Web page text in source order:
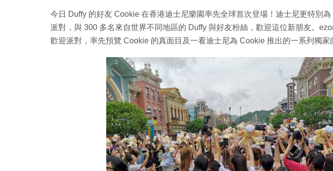
今日 Duffy 的好友 Cookie 在香港迪士尼樂園率先全球首次登場！迪士尼更特別
派對，與 300 多名來自世界不同地區的 Duffy 與好友粉絲，歡迎這位新朋友。
歡迎派對，率先預覽 Cookie 的真面目及一看迪士尼為 Cookie 推出的一系列獨家